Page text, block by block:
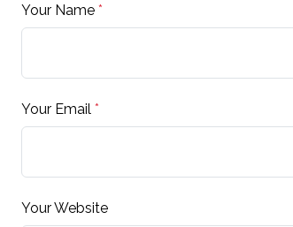
Your Name *
Your Email *
Your Website